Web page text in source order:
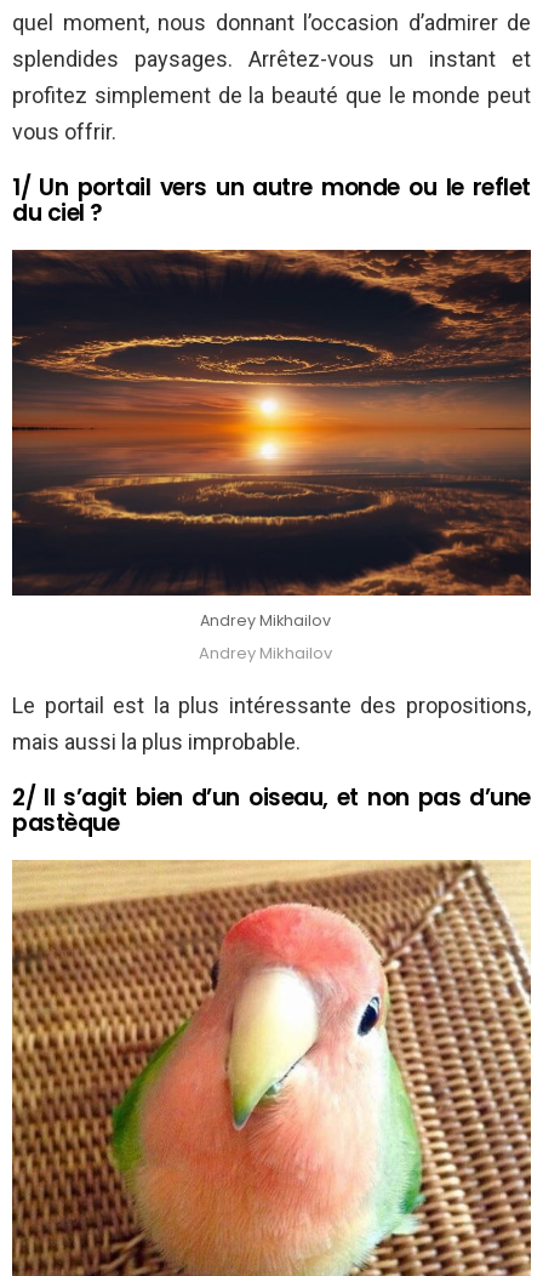
quel moment, nous donnant l’occasion d’admirer de
splendides paysages. Arrêtez-vous un instant et
profitez simplement de la beauté que le monde peut
vous offrir.
1/ Un portail vers un autre monde ou le reflet
du ciel ?
Andrey Mikhailov
Andrey Mikhailov
Le portail est la plus intéressante des propositions,
mais aussi la plus improbable.
2/ Il s’agit bien d’un oiseau, et non pas d’une
pastèque